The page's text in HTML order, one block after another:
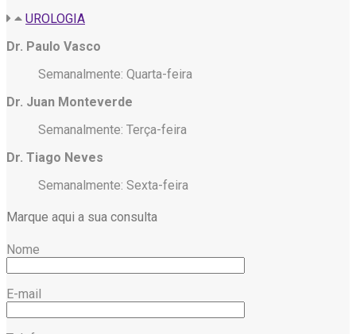
UROLOGIA
Dr. Paulo Vasco
Semanalmente: Quarta-feira
Dr. Juan Monteverde
Semanalmente: Terça-feira
Dr. Tiago Neves
Semanalmente: Sexta-feira
Marque aqui a sua consulta
Nome
E-mail